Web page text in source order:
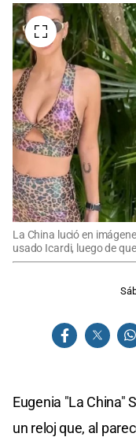
La China lució en
usado Icardi, luego de
Eugenia "La China"
un reloj que, al